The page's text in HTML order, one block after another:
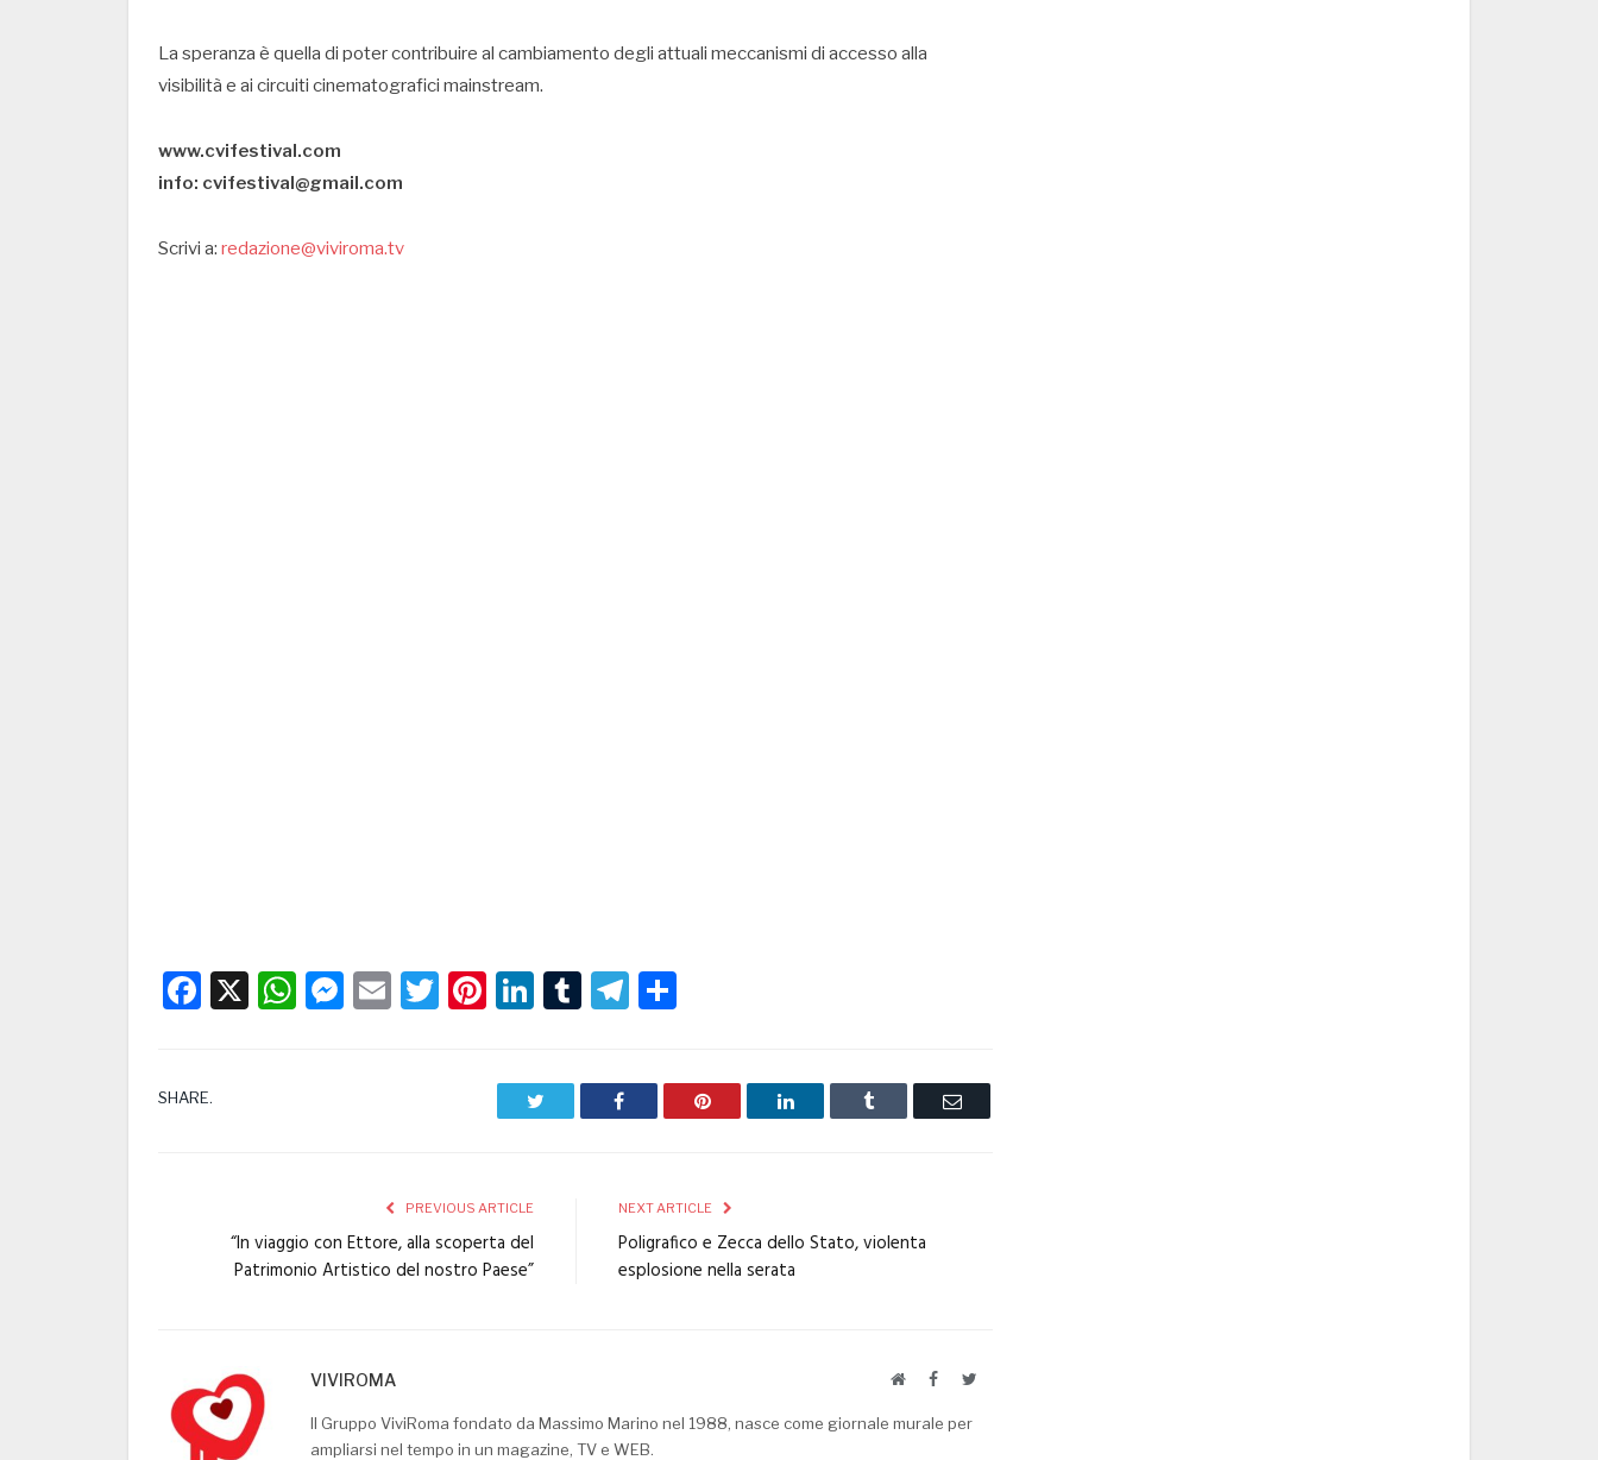
La speranza è quella di poter contribuire al cambiamento degli attuali meccanismi di accesso alla
visibilità e ai circuiti cinematografici mainstream.
www.cvifestival.com
info: cvifestival@gmail.com
Scrivi a: redazione@viviroma.tv
Facebook
X WhatsApp
Messenger
EmailTwitter
Pinterest
LinkedIn
TumblrTelegram
SHARE. Facebook Pinterest LinkedIn Tumblr Email
PREVIOUS ARTICLE
“In viaggio con Ettore, alla scoperta del
Patrimonio Artistico del nostro Paese”
NEXT ARTICLE
Poligrafico e Zecca dello Stato, violenta
esplosione nella serata
VIVIROMA WebsiteFacebookTwitter
Il Gruppo ViviRoma fondato da Massimo Marino nel 1988, nasce come giornale murale per
ampliarsi nel tempo in un magazine, TV e WEB.